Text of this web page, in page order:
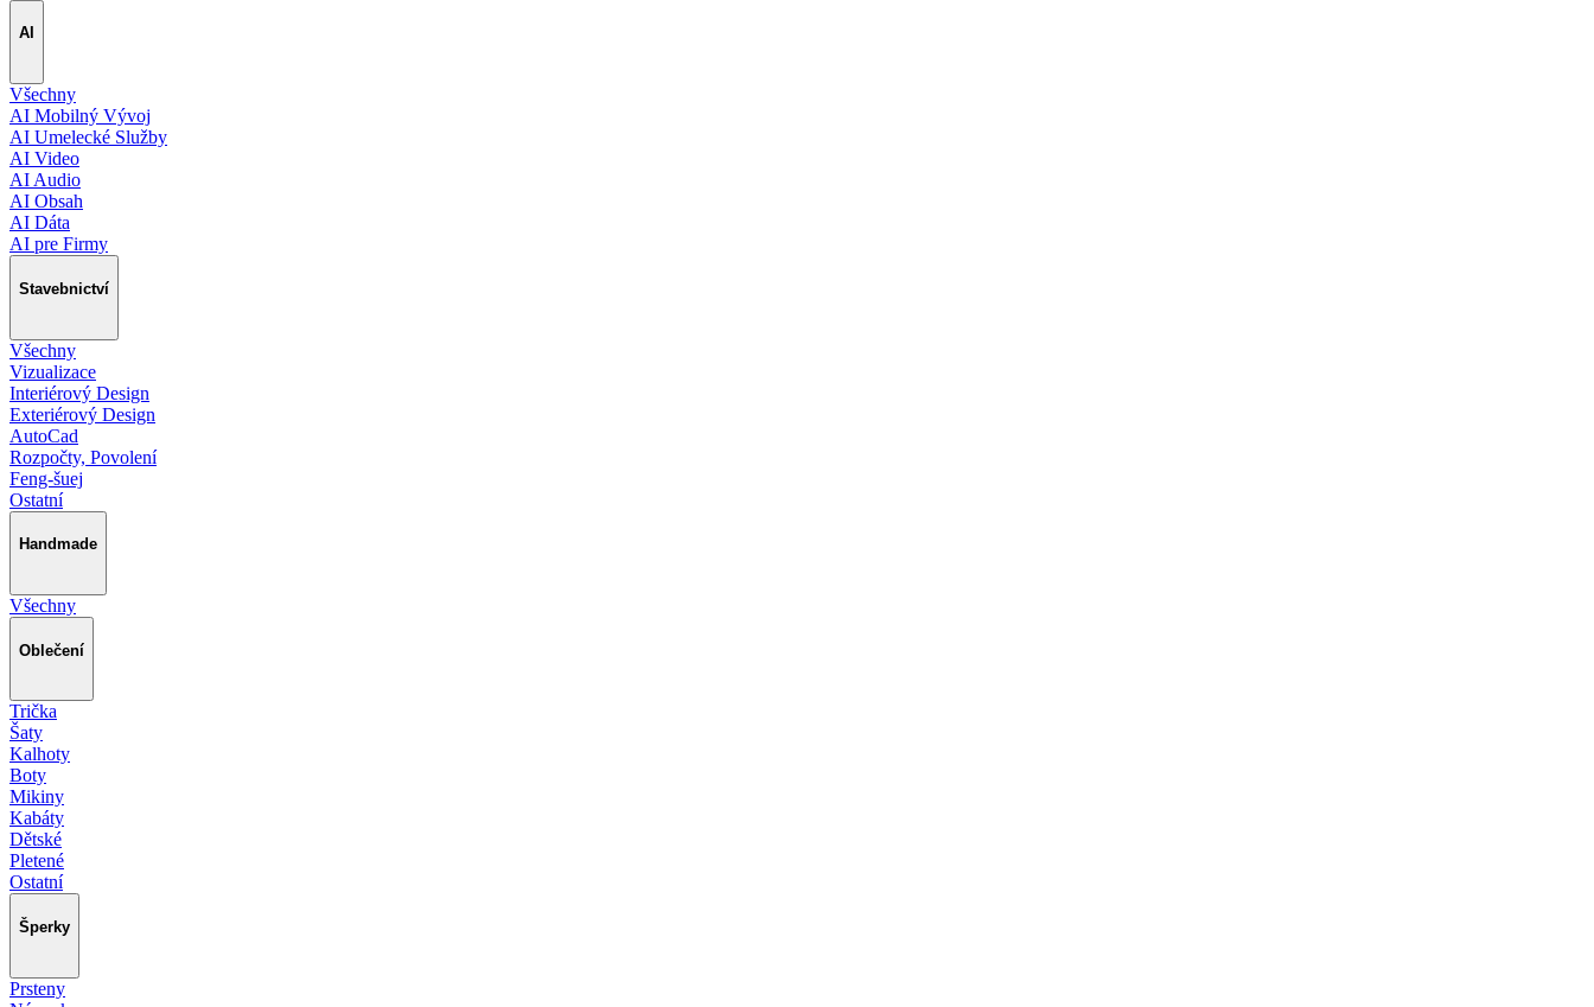
AI
Všechny
AI Mobilný Vývoj
AI Umelecké Služby
AI Video
AI Audio
AI Obsah
AI Dáta
AI pre Firmy
Stavebnictví
Všechny
Vizualizace
Interiérový Design
Exteriérový Design
AutoCad
Rozpočty, Povolení
Feng-šuej
Ostatní
Handmade
Všechny
Oblečení
Trička
Šaty
Kalhoty
Boty
Mikiny
Kabáty
Dětské
Pletené
Ostatní
Šperky
Prsteny